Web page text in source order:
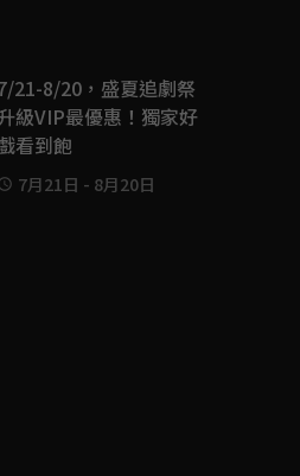
21-8/20，盛夏追劇祭
級VIP最優惠！獨家好
看到飽
7月21日 - 8月20日